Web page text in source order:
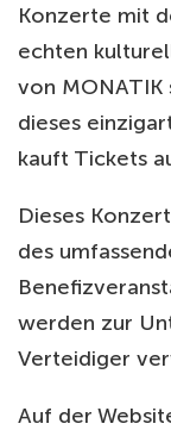
Konzerte mit
echten
von MONATIK
dieses
kauft Tickets
Dieses
des
werden zur
Verteidiger
Auf der